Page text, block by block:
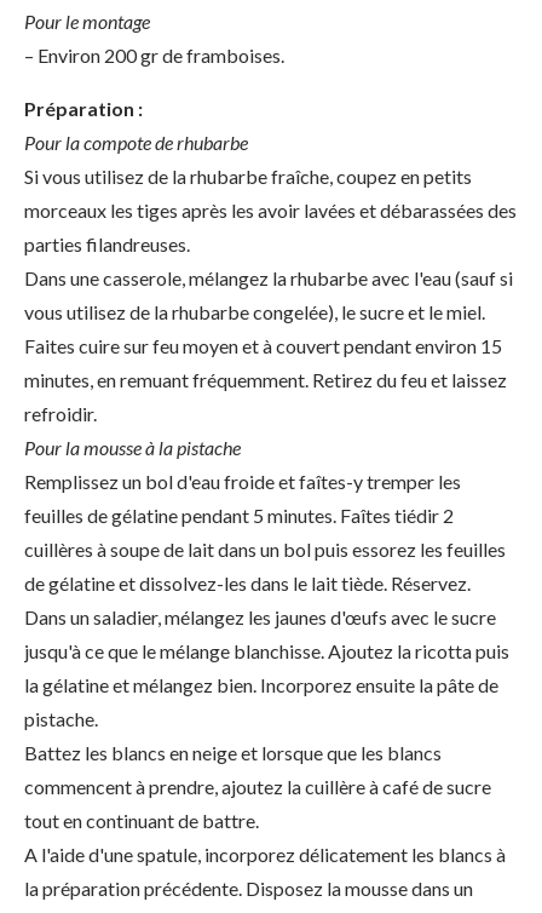
Pour le montage
– Environ 200 gr de framboises.
Préparation :
Pour la compote de rhubarbe
Si vous utilisez de la rhubarbe fraîche, coupez en petits
morceaux les tiges après les avoir lavées et débarassées des
parties filandreuses.
Dans une casserole, mélangez la rhubarbe avec l'eau (sauf si
vous utilisez de la rhubarbe congelée), le sucre et le miel.
Faites cuire sur feu moyen et à couvert pendant environ 15
minutes, en remuant fréquemment. Retirez du feu et laissez
refroidir.
Pour la mousse à la pistache
Remplissez un bol d'eau froide et faîtes-y tremper les
feuilles de gélatine pendant 5 minutes. Faîtes tiédir 2
cuillères à soupe de lait dans un bol puis essorez les feuilles
de gélatine et dissolvez-les dans le lait tiède. Réservez.
Dans un saladier, mélangez les jaunes d'œufs avec le sucre
jusqu'à ce que le mélange blanchisse. Ajoutez la ricotta puis
la gélatine et mélangez bien. Incorporez ensuite la pâte de
pistache.
Battez les blancs en neige et lorsque que les blancs
commencent à prendre, ajoutez la cuillère à café de sucre
tout en continuant de battre.
A l'aide d'une spatule, incorporez délicatement les blancs à
la préparation précédente. Disposez la mousse dans un